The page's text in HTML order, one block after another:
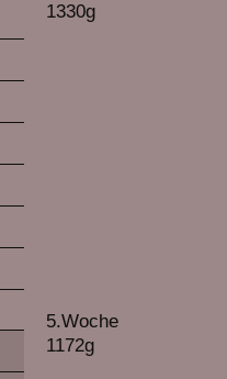
1330g
5.Woche
1172g